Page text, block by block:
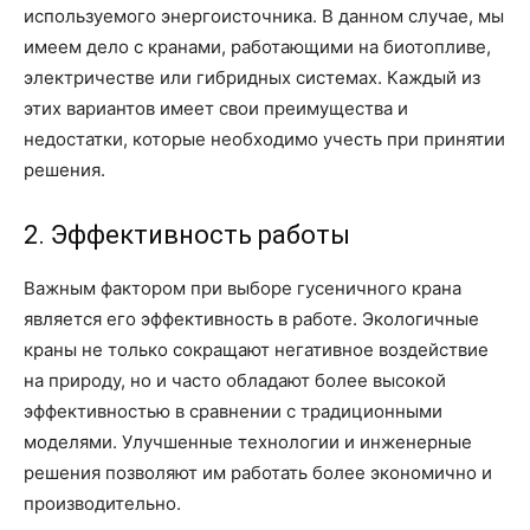
используемого энергоисточника. В данном случае, мы
имеем дело с кранами, работающими на биотопливе,
электричестве или гибридных системах. Каждый из
этих вариантов имеет свои преимущества и
недостатки, которые необходимо учесть при принятии
решения.
2. Эффективность работы
Важным фактором при выборе гусеничного крана
является его эффективность в работе. Экологичные
краны не только сокращают негативное воздействие
на природу, но и часто обладают более высокой
эффективностью в сравнении с традиционными
моделями. Улучшенные технологии и инженерные
решения позволяют им работать более экономично и
производительно.